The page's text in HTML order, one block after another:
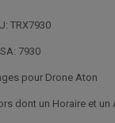
TRX7930
7930
pour Drone Aton
dont un Horaire et un